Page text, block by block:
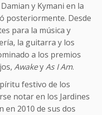
y Kymani en la
posteriormente. Desde
para la música y
la guitarra y los
a los premios
AwakeyAs I Am.
festivo de los
notar en los Jardines
en 2010 de sus dos